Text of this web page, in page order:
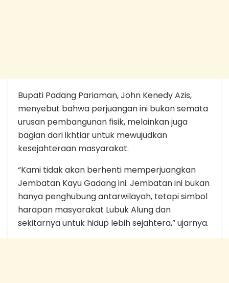
Bupati Padang Pariaman, John Kenedy Azis,
menyebut bahwa perjuangan ini bukan semata
urusan pembangunan fisik, melainkan juga
bagian dari ikhtiar untuk mewujudkan
kesejahteraan masyarakat.
“Kami tidak akan berhenti memperjuangkan
Jembatan Kayu Gadang ini. Jembatan ini bukan
hanya penghubung antarwilayah, tetapi simbol
harapan masyarakat Lubuk Alung dan
sekitarnya untuk hidup lebih sejahtera,” ujarnya.